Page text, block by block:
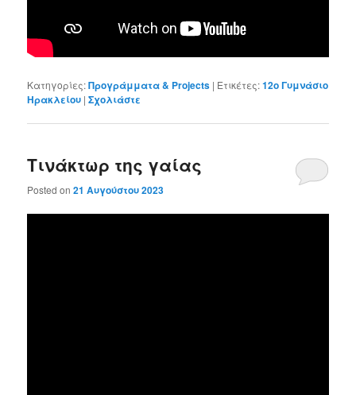
Κατηγορίες:Προγράμματα & Projects | Ετικέτες:12ο Γυμνάσιο
Ηρακλείου |Σχολιάστε
Τινάκτωρ της γαίας
Posted on21 Αυγούστου 2023